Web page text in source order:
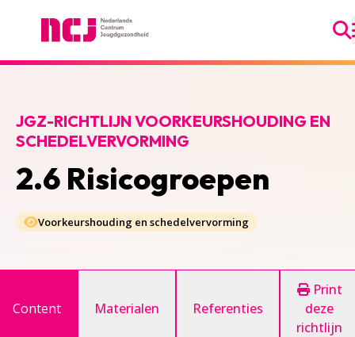
2.6 Risicogroepen
JGZ-RICHTLIJN VOORKEURSHOUDING EN
SCHEDELVERVORMING
Voorkeurshouding en schedelvervorming
Content Materialen Referenties
Print
deze
richtlijn